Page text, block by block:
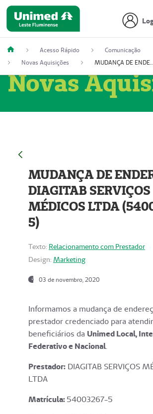
Acesso Rápido
Comunicação
Novas Aquisições
MUDANÇA DE ENDEREÇO - DIAGITAB SERVIÇOS MÉDICOS LTDA (54003267-5)
Novas
MUDANÇA DE
DIAGITAB SERVIÇOS
MÉDICOS LTDA
5)
Texto: Relacionamento com Prestador
Design: Marketing
03 de novembro, 2020
Informamos a mudança de
prestador credenciado para
beneficiários da Unimed Local,
Federativo e Nacional.
Prestador: DIAGITAB SERVIÇOS
LTDA
Matrícula:54003267-5